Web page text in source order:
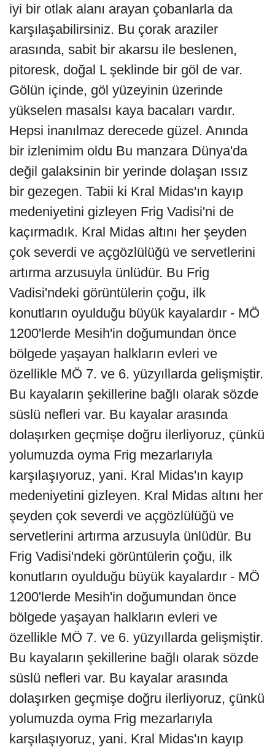
iyi bir otlak alanı arayan çobanlarla da
karşılaşabilirsiniz. Bu çorak araziler
arasında, sabit bir akarsu ile beslenen,
pitoresk, doğal L şeklinde bir göl de var.
Gölün içinde, göl yüzeyinin üzerinde
yükselen masalsı kaya bacaları vardır.
Hepsi inanılmaz derecede güzel. Anında
bir izlenimim oldu Bu manzara Dünya'da
değil galaksinin bir yerinde dolaşan ıssız
bir gezegen. Tabii ki Kral Midas'ın kayıp
medeniyetini gizleyen Frig Vadisi'ni de
kaçırmadık. Kral Midas altını her şeyden
çok severdi ve açgözlülüğü ve servetlerini
artırma arzusuyla ünlüdür. Bu Frig
Vadisi'ndeki görüntülerin çoğu, ilk
konutların oyulduğu büyük kayalardır - MÖ
1200'lerde Mesih'in doğumundan önce
bölgede yaşayan halkların evleri ve
özellikle MÖ 7. ve 6. yüzyıllarda gelişmiştir.
Bu kayaların şekillerine bağlı olarak sözde
süslü nefleri var. Bu kayalar arasında
dolaşırken geçmişe doğru ilerliyoruz, çünkü
yolumuzda oyma Frig mezarlarıyla
karşılaşıyoruz, yani. Kral Midas'ın kayıp
medeniyetini gizleyen. Kral Midas altını her
şeyden çok severdi ve açgözlülüğü ve
servetlerini artırma arzusuyla ünlüdür. Bu
Frig Vadisi'ndeki görüntülerin çoğu, ilk
konutların oyulduğu büyük kayalardır - MÖ
1200'lerde Mesih'in doğumundan önce
bölgede yaşayan halkların evleri ve
özellikle MÖ 7. ve 6. yüzyıllarda gelişmiştir.
Bu kayaların şekillerine bağlı olarak sözde
süslü nefleri var. Bu kayalar arasında
dolaşırken geçmişe doğru ilerliyoruz, çünkü
yolumuzda oyma Frig mezarlarıyla
karşılaşıyoruz, yani. Kral Midas'ın kayıp